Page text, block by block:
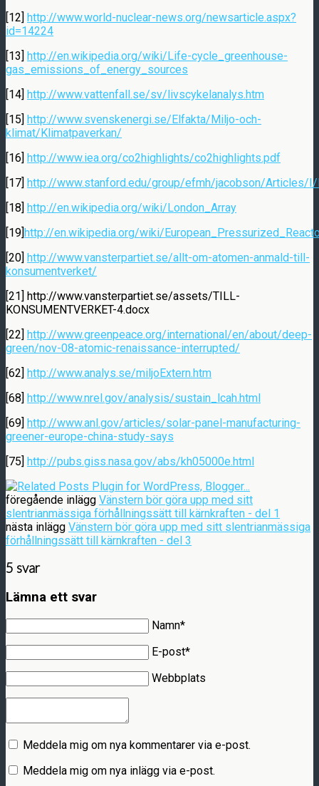
[12] http://www.world-nuclear-news.org/newsarticle.aspx?
id=14224
[13] http://en.wikipedia.org/wiki/Life-cycle_greenhouse-
gas_emissions_of_energy_sources
[14] http://www.vattenfall.se/sv/livscykelanalys.htm
[15] http://www.svenskenergi.se/Elfakta/Miljo-och-
klimat/Klimatpaverkan/
[16] http://www.iea.org/co2highlights/co2highlights.pdf
[17] http://www.stanford.edu/group/efmh/jacobson/Articles/I/
[18] http://en.wikipedia.org/wiki/London_Array
[19]http://en.wikipedia.org/wiki/
[20] http://www.vansterpartiet.se/allt-om-atomen-anmald-till-
konsumentverket/
[21] http://www.vansterpartiet.se/assets/TILL-
KONSUMENTVERKET-4.docx
[22] http://www.greenpeace.org/international/en/about/deep-
green/nov-08-atomic-renaissance-interrupted/
[62] http://www.analys.se/miljoExtern.htm
[68] http://www.nrel.gov/analysis/sustain_lcah.html
[69] http://www.anl.gov/articles/solar-panel-manufacturing-
greener-europe-china-study-says
[75] http://pubs.giss.nasa.gov/abs/kh05000e.html
föregående inlägg Vänstern bör göra upp med sitt
slentrianmässiga förhållningssätt till kärnkraften - del 1
nästa inlägg Vänstern bör göra upp med sitt slentrianmässiga
förhållningssätt till kärnkraften - del 3
5 svar
Lämna ett svar
Namn*
E-post*
Webbplats
Meddela mig om nya kommentarer via e-post.
Meddela mig om nya inlägg via e-post.